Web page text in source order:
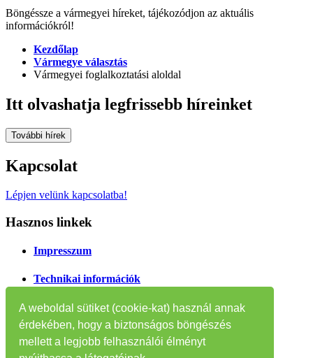
A weboldal sütiket (cookie-kat) használ annak
érdekében, hogy a biztonságos böngészés
mellett a legjobb felhasználói élményt
Böngéssze a vármegyei híreket, tájékozódjon az aktuális
információkról!
Kezdőlap
Vármegye választás
Vármegyei foglalkoztatási aloldal
Itt olvashatja legfrissebb híreinket
További hírek
Kapcsolat
Lépjen velünk kapcsolatba!
Hasznos linkek
Impresszum
Technikai információk
Oldaltérkép
Tájékoztatók